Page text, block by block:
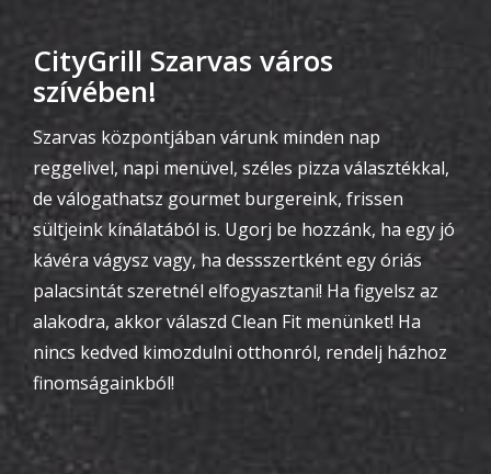
CityGrill Szarvas város
szívében!
Szarvas központjában várunk minden nap
reggelivel, napi menüvel, széles pizza választékkal,
de válogathatsz gourmet burgereink, frissen
sültjeink kínálatából is. Ugorj be hozzánk, ha egy jó
kávéra vágysz vagy, ha dessszertként egy óriás
palacsintát szeretnél elfogyasztani! Ha figyelsz az
alakodra, akkor válaszd Clean Fit menünket! Ha
nincs kedved kimozdulni otthonról, rendelj házhoz
finomságainkból!